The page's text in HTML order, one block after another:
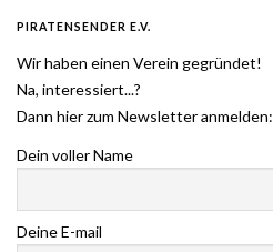
PIRATENSENDER E.V.
Wir haben einen Verein gegründet!
Na, interessiert...?
Dann hier zum Newsletter anmelden:
Dein voller Name
Deine E-mail